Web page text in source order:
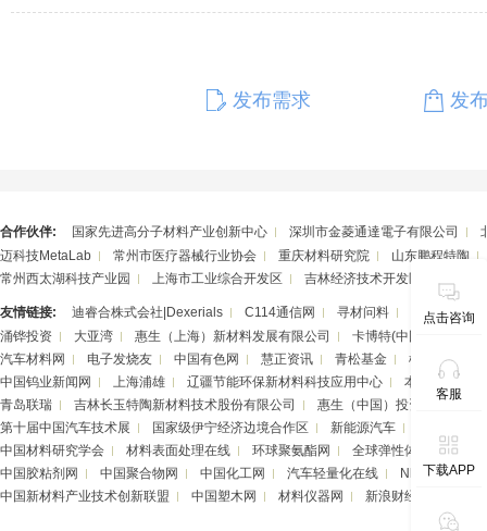
发布需求 发
合作伙伴: 国家先进高分子材料产业创新中心 深圳市金菱通達電子有限公司
迈科技MetaLab
常州市医疗器械行业协会 重庆材料研究院
山东鹏程特陶
常州西太湖科技产业园
上海市工业综合开发区 吉林经济技术开发区
友情链接: 迪睿合株式会社|Dexerials C114通信网 寻材问料
潮州三环（
涌铧投资
大亚湾 惠生（上海）新材料发展有限公司
卡博特(中国)投资有限
汽车材料网
电子发烧友 中国有色网 慧正资讯 青松基金
柯尼卡美能达
中国钨业新闻网
上海浦雄 辽疆节能环保新材料科技应用中心
本隆商事（天
青岛联瑞
吉林长玉特陶新材料技术股份有限公司
惠生（中国）投资有限公司
第十届中国汽车技术展
国家级伊宁经济边境合作区 新能源汽车
中国材料研究学会
材料表面处理在线 环球聚氨酯网
全球弹性体产业门户
中国胶粘剂网
中国聚合物网 中国化工网 汽车轻量化在线 Nhzy资讯
中国新材料产业技术创新联盟
中国塑木网 材料仪器网 新浪财经
点击咨询
客服
下载APP